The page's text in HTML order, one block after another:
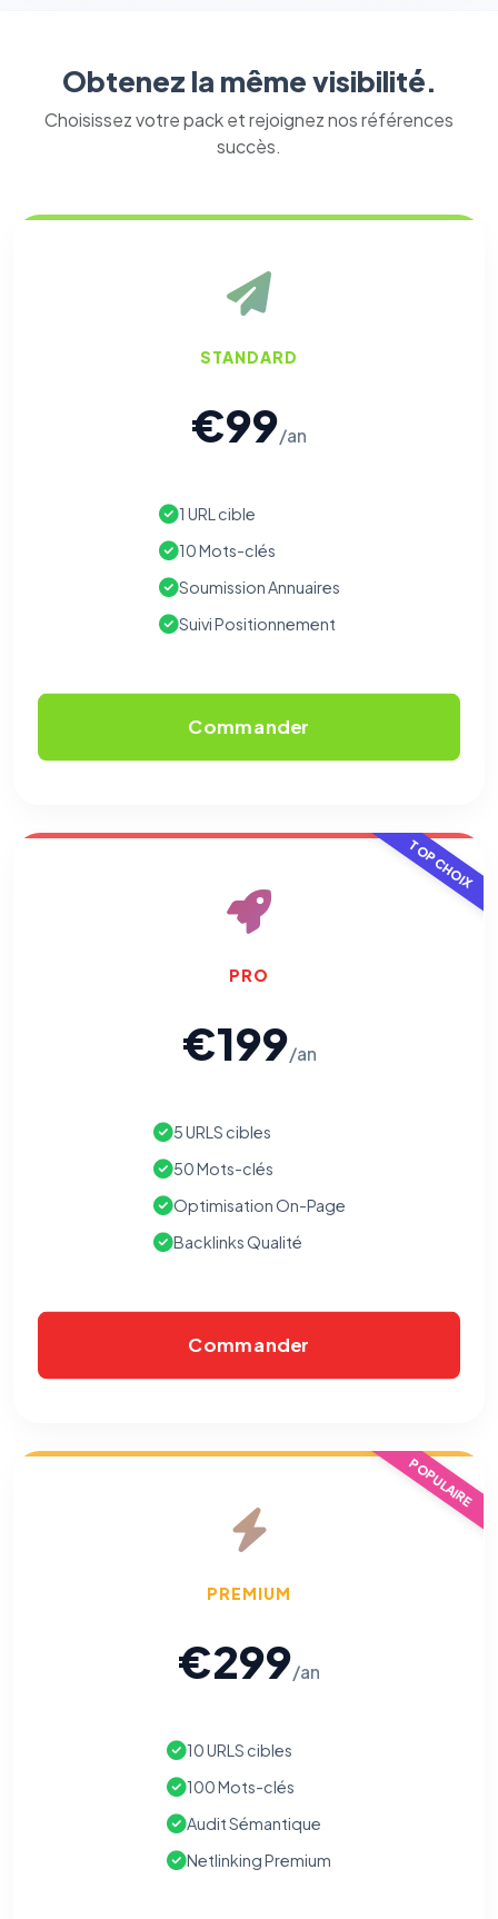
Obtenez la même visibilité.
Choisissez votre pack et rejoignez nos références
succès.
STANDARD
€99/an
1 URL cible
10 Mots-clés
Soumission Annuaires
Suivi Positionnement
Commander
TOP CHOIX
PRO
€199/an
5 URLS cibles
50 Mots-clés
Optimisation On-Page
Backlinks Qualité
Commander
POPULAIRE
PREMIUM
€299/an
10 URLS cibles
100 Mots-clés
Audit Sémantique
Netlinking Premium
(pages visitées, durée de visite) pour l'améliorer. Données
Cookies marketing
Traceurs des courriels
Les e-mails peuvent contenir un pixel d'ouverture et des liens
traçants (Art. 82 loi Informatique et Libertés ; recommandation CNIL
pixels 2026 / FAQ juillet 2026).Ce suivi n'est pas géré par ce
écrivez àcontact@logicielreferencement.com. Détail :Politique de